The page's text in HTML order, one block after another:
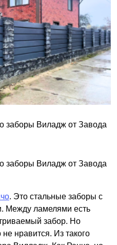
заборы Виладж от Завода
заборы Виладж от Завода
. Это стальные заборы с
Между ламелями есть
забор. Но
нравится. Из такого